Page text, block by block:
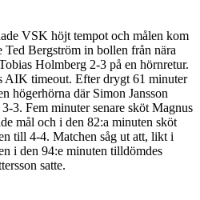
VSK höjt tempot och målen kom
Ted Bergström in bollen från nära
Holmberg 2-3 på en hörnretur.
AIK timeout. Efter drygt 61 minuter
högerhörna där Simon Jansson
3. Fem minuter senare sköt Magnus
mål och i den 82:a minuten sköt
till 4-4. Matchen såg ut att, likt i
i den 94:e minuten tilldömdes
satte.